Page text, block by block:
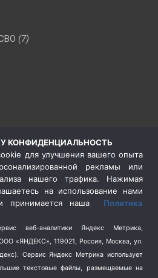
(7)
(404)
КОНФИДЕНЦИАЛЬНОСТЬ
для улучшения вашего опыта
рекламы или
нашего трафика. Нажимая
на использование нами
принимается наша Политика
веб-аналитики Яндекс Метрика,
«ЯНДЕКС», 119021, Россия, Москва, ул.
Сервис Яндекс Метрика использует
текстовые файлы, размещаемые на